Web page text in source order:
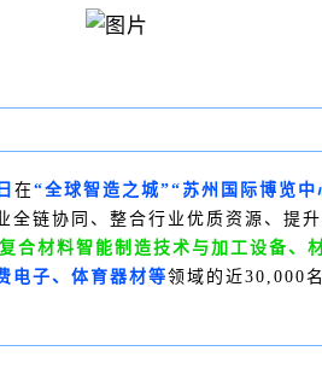
在“全球智造之城”“苏州国际博览中
全链协同、整合行业优质资源、提升
合材料智能制造技术与加工设备、
电子、体育器材等领域的近30,000